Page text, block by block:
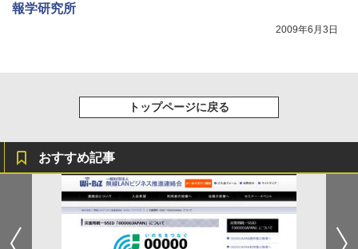
報学研究所
2009年6月3日
トップページに戻る
おすすめ記事